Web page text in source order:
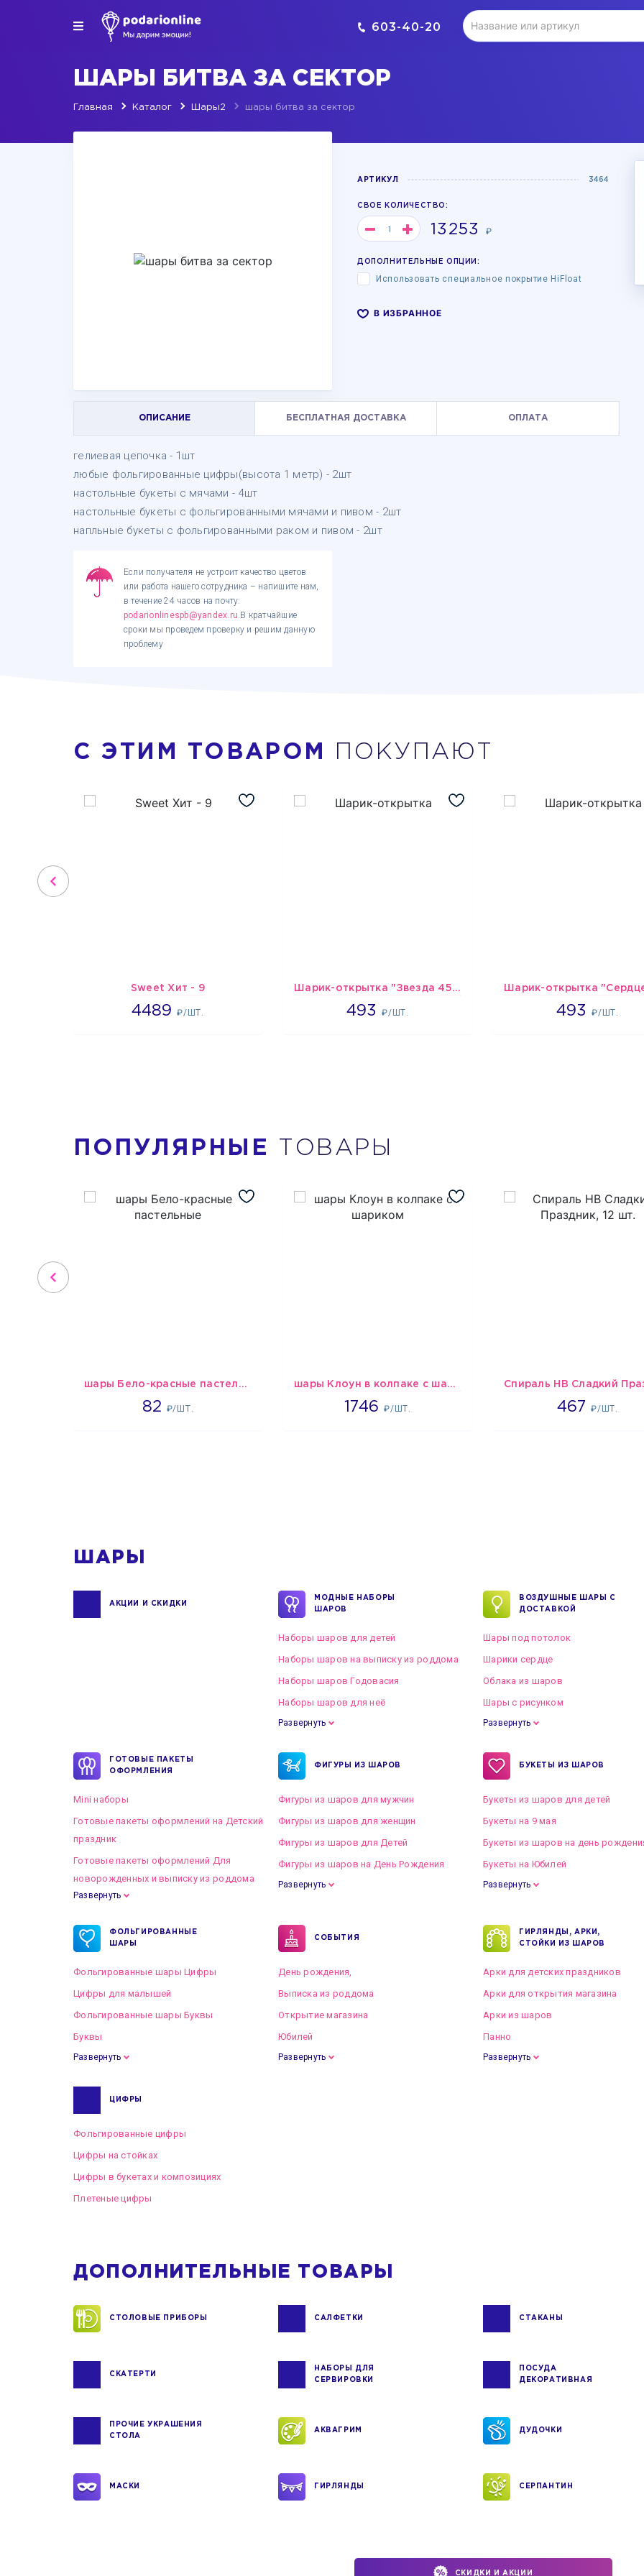
603-40-20
ШАРЫ БИТВА ЗА СЕКТОР
Главная Каталог Шары2 шары битва за сектор
АРТИКУЛ 3464
СВОЕ КОЛИЧЕСТВО:
13253 ₽
ДОПОЛНИТЕЛЬНЫЕ ОПЦИИ:
Использовать специальное покрытие HiFloat
В ИЗБРАННОЕ
ОПИСАНИЕ БЕСПЛАТНАЯ ДОСТАВКА ОПЛАТА
гелиевая цепочка - 1шт
любые фольгированные цифры(высота 1 метр) - 2шт
настольные букеты с мячами - 4шт
настольные букеты с фольгированными мячами и пивом - 2шт
напльные букеты с фольгированными раком и пивом - 2шт
Если получателя не устроит качество цветов
или работа нашего сотрудника – напишите нам,
в течение 24 часов на почту:
podarionlinespb@yandex.ru.В кратчайшие
сроки мы проведем проверку и решим данную
проблему
С ЭТИМ ТОВАРОМ ПОКУПАЮТ
Sweet Хит - 9
4489₽/ШТ.
4489 Шарик-открытка "Звезда 45 см" №1
493₽/ШТ.
493
493₽/ШТ.
493
ПОПУЛЯРНЫЕ ТОВАРЫ
шары Бело-красные пастельные
82 ₽/ШТ.
1637 шары Клоун в колпаке с шариком
1746₽/ШТ.
1746
467₽/ШТ.
467
ШАРЫ
АКЦИИ И СКИДКИ
МОДНЫЕ НАБОРЫ
ШАРОВ
Наборы шаров для детей
Наборы шаров на выписку из роддома
Наборы шаров Годовасия
Наборы шаров для неё
Развернуть
ВОЗДУШНЫЕ ШАРЫ С
ДОСТАВКОЙ
Шары под потолок
Шарики сердце
Облака из шаров
Шары с рисунком
Развернуть
ГОТОВЫЕ ПАКЕТЫ
ОФОРМЛЕНИЯ
Mini наборы
Готовые пакеты оформлений на Детский
праздник
Готовые пакеты оформлений Для
новорожденных и выписку из роддома
Готовые пакеты оформлений на Свадьбу
Развернуть
ФИГУРЫ ИЗ ШАРОВ
Фигуры из шаров для мужчин
Фигуры из шаров для женщин
Фигуры из шаров для Детей
Фигуры из шаров на День Рождения
Развернуть
БУКЕТЫ ИЗ ШАРОВ
Букеты из шаров для детей
Букеты на 9 мая
Букеты из шаров на день
Букеты на Юбилей
Развернуть
ФОЛЬГИРОВАННЫЕ
ШАРЫ
Фольгированные шары Цифры
Цифры для малышей
Фольгированные шары Буквы
Буквы
Развернуть
СОБЫТИЯ
День рождения,
Выписка из роддома
Открытие магазина
Юбилей
Развернуть
ГИРЛЯНДЫ, АРКИ,
СТОЙКИ ИЗ ШАРОВ
Арки для детских праздников
Арки для открытия магазина
Арки из шаров
Панно
Развернуть
ЦИФРЫ
Фольгированные цифры
Цифры на стойках
Цифры в букетах и композициях
Плетеные цифры
ДОПОЛНИТЕЛЬНЫЕ ТОВАРЫ
СТОЛОВЫЕ ПРИБОРЫ САЛФЕТКИ СТАКАНЫ
СКАТЕРТИ
НАБОРЫ ДЛЯ
СЕРВИРОВКИ
ПОСУДА
ДЕКОРАТИВНАЯ
ПРОЧИЕ УКРАШЕНИЯ
СТОЛА
АКВАГРИМ ДУДОЧКИ
МАСКИ ГИРЛЯНДЫ СЕРПАНТИН
СКИДКИ И АКЦИИ